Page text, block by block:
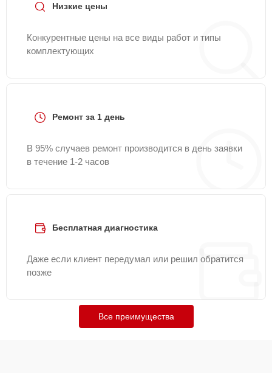
Низкие цены
Конкурентные цены на все виды работ и типы
комплектующих
Ремонт за 1 день
В 95% случаев ремонт производится в день заявки
в течение 1-2 часов
Бесплатная диагностика
Даже если клиент передумал или решил обратится
позже
Все преимущества